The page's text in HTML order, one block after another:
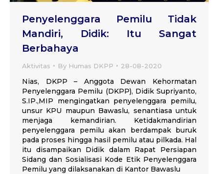
Penyelenggara Pemilu Tidak
Mandiri, Didik: Itu Sangat
Berbahaya
Aktivitas By Humas DKPP 28-08-2020
Nias, DKPP – Anggota Dewan Kehormatan
Penyelenggara Pemilu (DKPP), Didik Supriyanto,
S.IP.,MIP mengingatkan penyelenggara pemilu,
unsur KPU maupun Bawaslu, senantiasa untuk
menjaga kemandirian. Ketidakmandirian
penyelenggara pemilu akan berdampak buruk
pada proses hingga hasil pemilu atau pilkada. Hal
itu disampaikan Didik dalam Rapat Persiapan
Sidang dan Sosialisasi Kode Etik Penyelenggara
Pemilu yang dilaksanakan di Kantor Bawaslu